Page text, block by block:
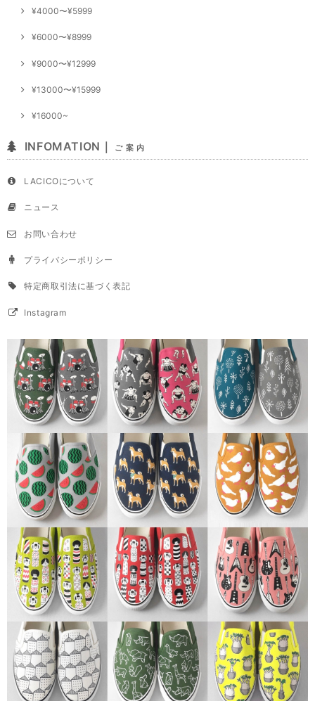
¥4000〜¥5999
¥6000〜¥8999
¥9000〜¥12999
¥13000〜¥15999
¥16000~
INFOMATION｜ ご 案 内
LACICOについて
ニュース
お問い合わせ
プライバシーポリシー
特定商取引法に基づく表記
Instagram